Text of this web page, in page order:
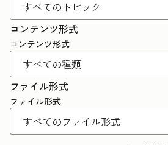
コンテンツ形式
コンテンツ形式
ファイル形式
ファイル形式